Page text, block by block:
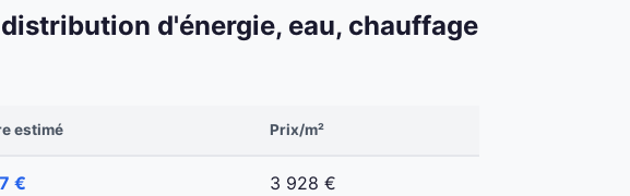
d'énergie, eau, chauffage
estimé Prix/m²
€ 3 928 €